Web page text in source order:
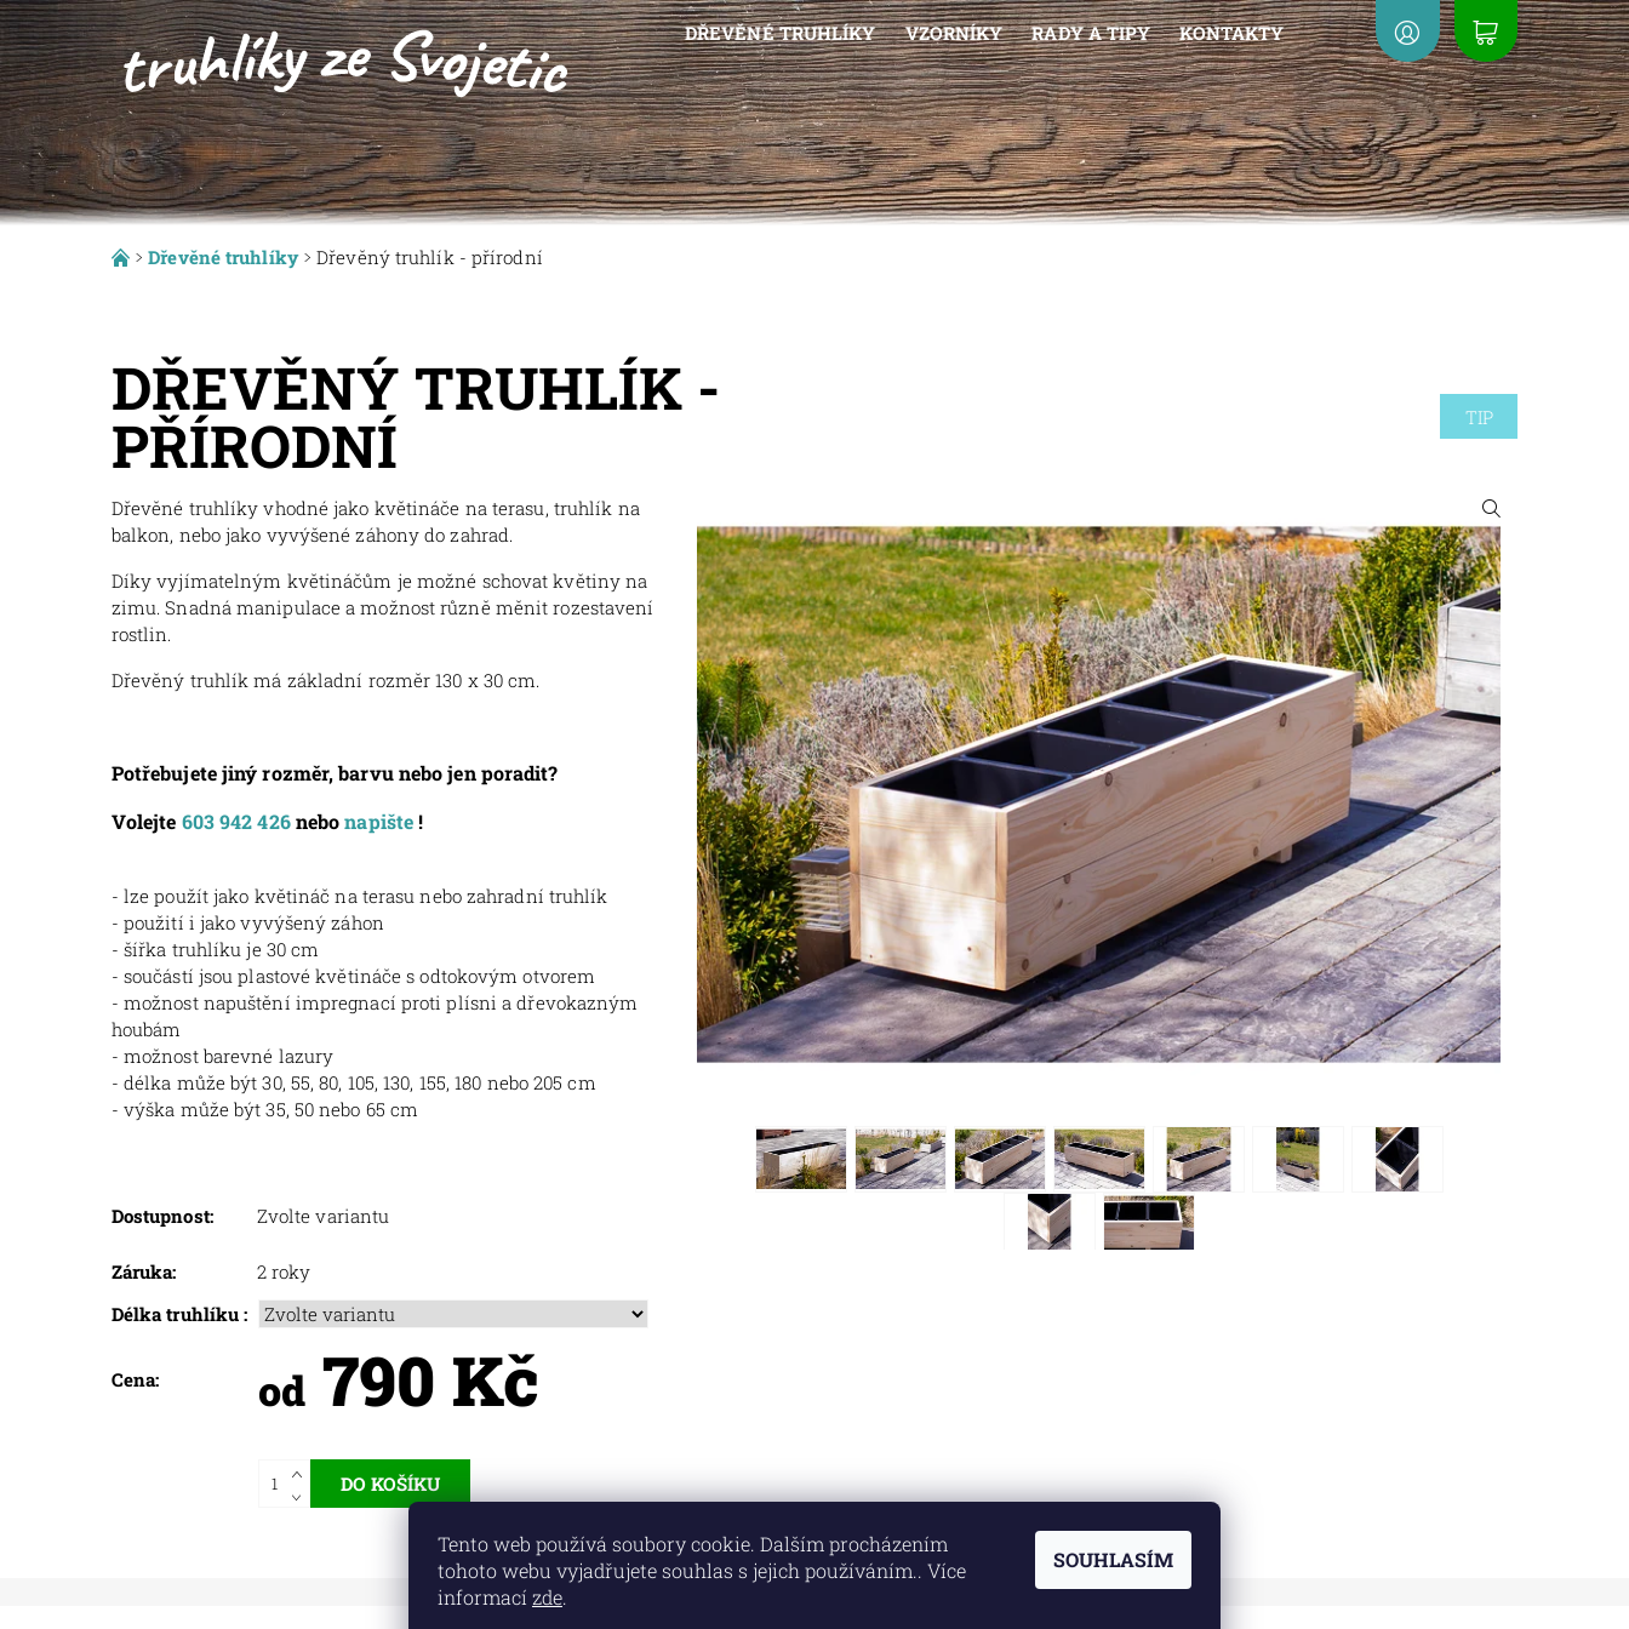
DŘEVĚNÉ TRUHLÍKY VZORNÍKY RADY A TIPY KONTAKTY
Dřevěné truhlíky Dřevěný truhlík - přírodní
DŘEVĚNÝ TRUHLÍK -
PŘÍRODNÍ TIP
Dřevěné truhlíky vhodné jako květináče na terasu, truhlík na
balkon, nebo jako vyvýšené záhony do zahrad.
Díky vyjímatelným květináčům je možné schovat květiny na
zimu. Snadná manipulace a možnost různě měnit rozestavení
rostlin.
Dřevěný truhlík má základní rozměr 130 x 30 cm.
Potřebujete jiný rozměr, barvu nebo jen poradit?
Volejte 603 942 426nebonapište !
- lze použít jako květináč na terasu nebo zahradní truhlík
- použití i jako vyvýšený záhon
- šířka truhlíku je 30 cm
- součástí jsou plastové květináče s odtokovým otvorem
- možnost napuštění impregnací proti plísni a dřevokazným
houbám
- možnost barevné lazury
- délka může být 30, 55, 80, 105, 130, 155, 180 nebo 205 cm
- výška může být 35, 50 nebo 65 cm
Dostupnost: Zvolte variantu
Záruka:
2 roky
Délka truhlíku :
Cena: od790 Kč
Tento web používá soubory cookie. Dalším procházením
tohoto webu vyjadřujete souhlas s jejich používáním.. Více
informací zde.
SOUHLASÍM